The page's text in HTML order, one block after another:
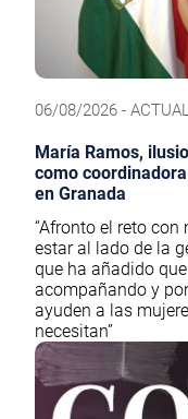
06/08/2026 -
María Ramos,
como
en Granada
“Afronto el reto
estar al lado de la
que ha añadido
acompañando y
ayuden a las
necesitan”